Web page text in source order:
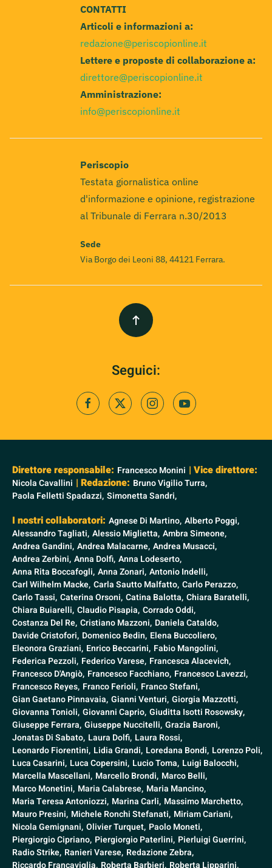
CONTATTI
Articoli e informazioni a:
redazione@periscopionline.it
Lettere e proposte di collaborazione a:
direttore@periscopionline.it
Amministrazione:
info@periscopionline.it
Periscopio
Testata giornalistica online
d'informazione e opinione, registrazione
al Tribunale di Ferrara n.30/2013
Sede
Via Borgo dei Leoni 88, 44121 Ferrara.
Seguici:
Direttore responsabile: Francesco Monini | Vice direttore:
Nicola Cavallini | Redazione: Bruno Vigilio Turra,
Paola Felletti Spadazzi, Simonetta Sandri,
I nostri collaboratori: Agnese Di Martino, Alberto Poggi,
Alessandro Tagliati, Alessio Miglietta, Ambra Simeone,
Andrea Gandini, Andrea Malacarne, Andrea Musacci,
Andrea Zerbini, Anna Dolfi, Anna Lodeserto,
Anna Rita Boccafogli, Anna Zonari, Antonio Indelli,
Carl Wilhelm Macke, Carla Sautto Malfatto, Carlo Perazzo,
Carlo Tassi, Caterina Orsoni, Catina Balotta, Chiara Baratelli,
Chiara Buiarelli, Claudio Pisapia, Corrado Oddi,
Costanza Del Re, Cristiano Mazzoni, Daniela Cataldo,
Davide Cristofori, Domenico Bedin, Elena Buccoliero,
Eleonora Graziani, Enrico Beccarini, Fabio Mangolini,
Federica Pezzoli, Federico Varese, Francesca Alacevich,
Francesco D'Angiò, Francesco Facchiano, Francesco Lavezzi,
Francesco Reyes, Franco Ferioli, Franco Stefani,
Gian Gaetano Pinnavaia, Gianni Venturi, Giorgia Mazzotti,
Giovanna Tonioli, Giovanni Caprio, Giuditta Isotti Rosowsky,
Giuseppe Ferrara, Giuseppe Nuccitelli, Grazia Baroni,
Jonatas Di Sabato, Laura Dolfi, Laura Rossi,
Leonardo Fiorentini, Lidia Grandi, Loredana Bondi, Lorenzo Poli,
Luca Casarini, Luca Copersini, Lucio Toma, Luigi Balocchi,
Marcella Mascellani, Marcello Brondi, Marco Belli,
Marco Monetini, Maria Calabrese, Maria Mancino,
Maria Teresa Antoniozzi, Marina Carli, Massimo Marchetto,
Mauro Presini, Michele Ronchi Stefanati, Miriam Cariani,
Nicola Gemignani, Olivier Turquet, Paolo Moneti,
Piergiorgio Cipriano, Piergiorgio Paterlini, Pierluigi Guerrini,
Radio Strike, Ranieri Varese, Redazione Zebra,
Riccardo Francaviglia, Roberta Barbieri, Roberta Lipparini,